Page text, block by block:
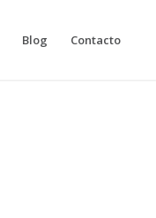
Blog Contacto